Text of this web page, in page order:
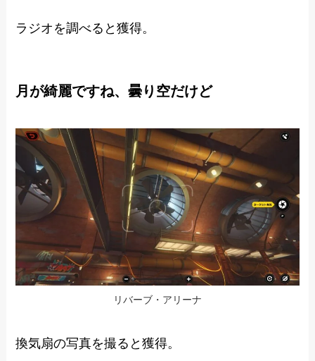
ラジオを調べると獲得。
月が綺麗ですね、曇り空だけど
リバーブ・アリーナ
換気扇の写真を撮ると獲得。